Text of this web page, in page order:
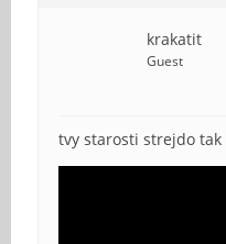
krakatit
Guest
tvy starosti strejdo tak